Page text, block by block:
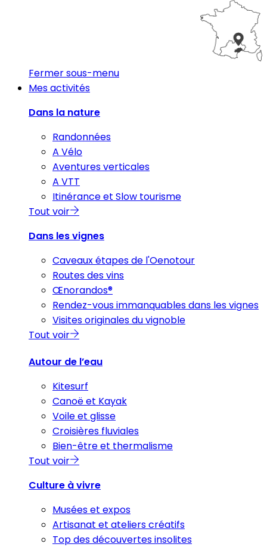
Fermer sous-menu
Mes activités
Dans la nature
Randonnées
A Vélo
Aventures verticales
A VTT
Itinérance et Slow tourisme
Tout voir
Dans les vignes
Caveaux étapes de l'Oenotour
Routes des vins
Œnorandos®
Rendez-vous immanquables dans les vignes
Visites originales du vignoble
Tout voir
Autour de l’eau
Kitesurf
Canoë et Kayak
Voile et glisse
Croisières fluviales
Bien-être et thermalisme
Tout voir
Culture à vivre
Musées et expos
Artisanat et ateliers créatifs
Top des découvertes insolites